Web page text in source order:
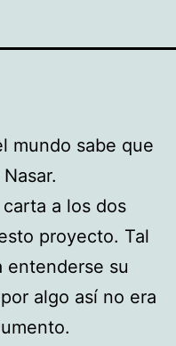
mundo sabe que
a los dos
proyecto. Tal
entenderse su
algo así no era